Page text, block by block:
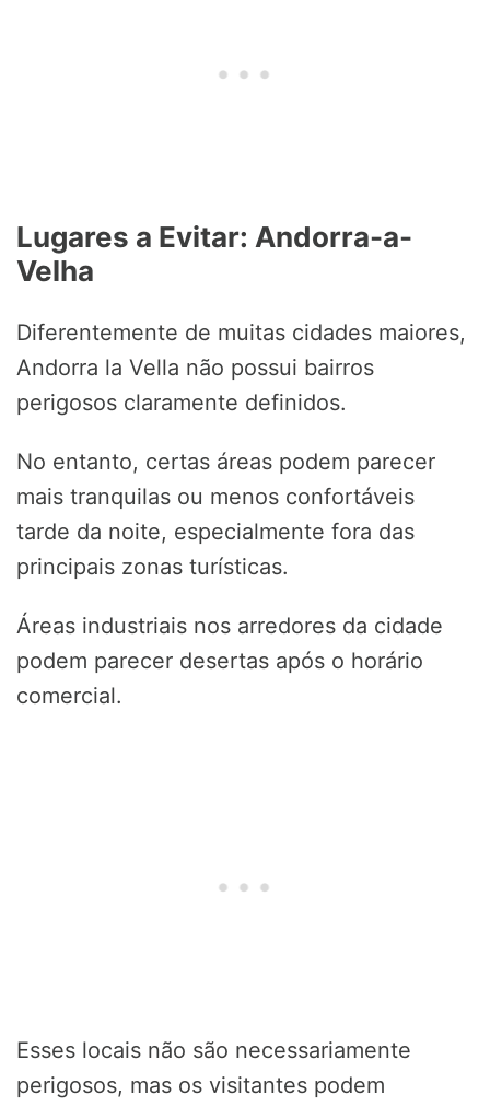
Lugares a Evitar: Andorra-a-
Velha
Diferentemente de muitas cidades maiores,
Andorra la Vella não possui bairros
perigosos claramente definidos.
No entanto, certas áreas podem parecer
mais tranquilas ou menos confortáveis
tarde da noite, especialmente fora das
principais zonas turísticas.
Áreas industriais nos arredores da cidade
podem parecer desertas após o horário
comercial.
Esses locais não são necessariamente
perigosos, mas os visitantes podem